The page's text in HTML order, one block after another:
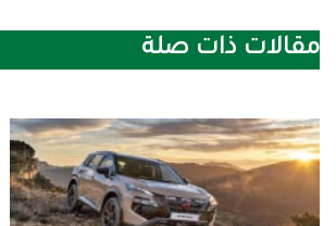
مقالات ذات صلة